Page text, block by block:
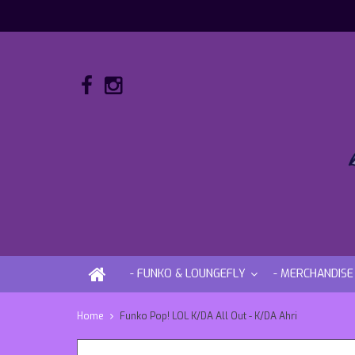
- FUNKO & LOUNGEFLY - MERCHANDISE
Home Funko Pop! LOL K/DA All Out - K/DA Ahri